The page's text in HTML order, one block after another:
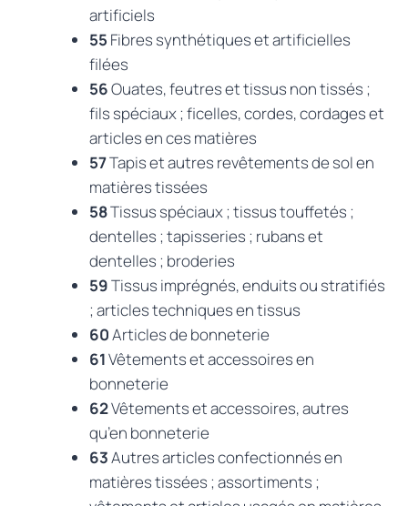
artificiels
55 Fibres synthétiques et artificielles
filées
56Ouates, feutres et tissus non tissés ;
fils spéciaux ; ficelles, cordes, cordages et
articles en ces matières
57Tapis et autres revêtements de sol en
matières tissées
58Tissus spéciaux ; tissus touffetés ;
dentelles ; tapisseries ; rubans et
dentelles ; broderies
59Tissus imprégnés, enduits ou stratifiés
; articles techniques en tissus
60Articles de bonneterie
61Vêtements et accessoires en
bonneterie
62Vêtements et accessoires, autres
qu’en bonneterie
63Autres articles confectionnés en
matières tissées ; assortiments ;